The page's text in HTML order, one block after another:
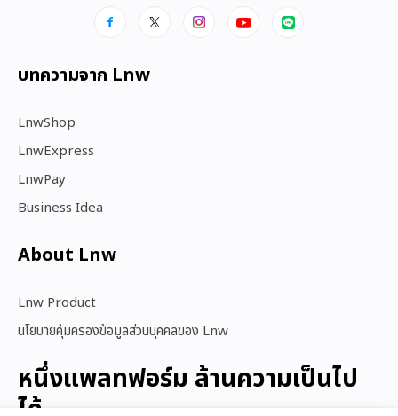
บทความจาก Lnw
LnwShop
LnwExpress
LnwPay
Business Idea
About Lnw​
Lnw Product
นโยบายคุ้มครองข้อมูลส่วนบุคคลของ Lnw
หนึ่งแพลทฟอร์ม ล้านความเป็นไป